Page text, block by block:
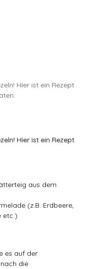
Hier ist ein Rezept
Hier ist ein Rezept
aus dem
(z.B. Erdbeere,
etc.)
es auf der
die